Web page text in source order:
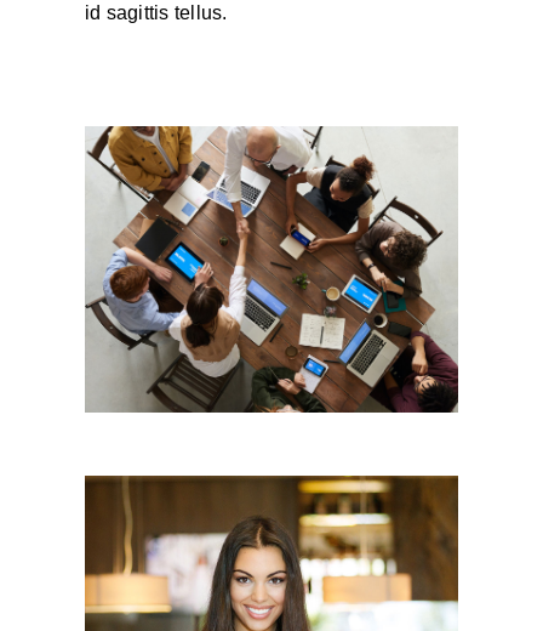
id sagittis tellus.